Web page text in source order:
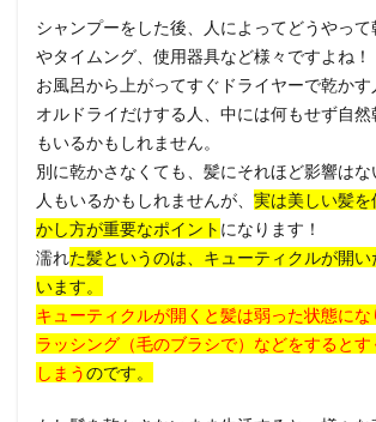
シャンプーをした後、人によってどうやっ
やタイムング、使用器具など様々ですよね！
お風呂から上がってすぐドライヤーで乾かす
オルドライだけする人、中には何もせず自
もいるかもしれません。
別に乾かさなくても、髪にそれほど影響は
人もいるかもしれませんが、 実は美しい髪
かし方が重要なポイント になります！
濡れた髪というのは、キューティクルが開
います。
キューティクルが開くと髪は弱った状態に
ラッシング（毛のブラシで）などをすると
しまうのです。